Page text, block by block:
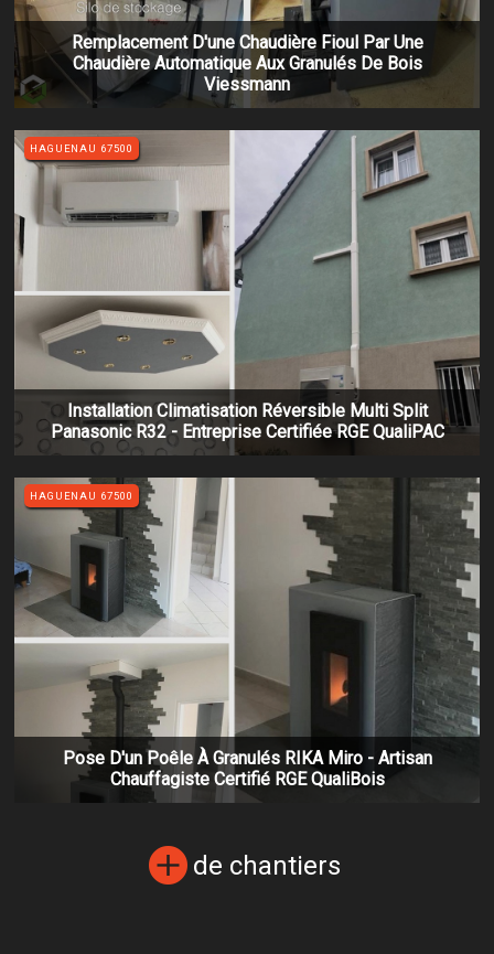
Remplacement D'une Chaudière Fioul Par Une
Chaudière Automatique Aux Granulés De Bois
Viessmann
Installation Climatisation Réversible Multi Split
Panasonic R32 - Entreprise Certifiée RGE QualiPAC
HAGUENAU 67500
Pose D'un Poêle À Granulés RIKA Miro - Artisan
Chauffagiste Certifié RGE QualiBois
HAGUENAU 67500
de chantiers